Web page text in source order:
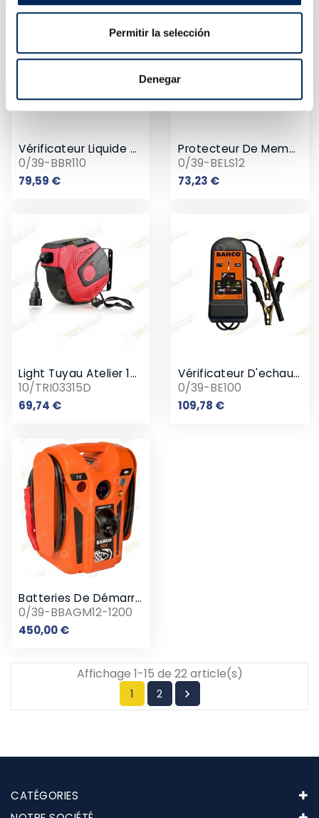
Permitir la selección
Denegar
Vérificateur Liquide De Freins
0/39-BBR110
79,59 €Prix
Protecteur De Memoire Pour Batterie 12 V
0/39-BELS12
73,23 €Prix
Light Tuyau Atelier 15 M
10/TRI03315D
69,74 €Prix
Vérificateur D'echauffement
0/39-BE100
109,78 €Prix
Batteries De Démarrage De 1200 CA
0/39-BBAGM12-1200
450,00 €Prix
Affichage 1-15 de 22 article(s)
1 2 
CATÉGORIES